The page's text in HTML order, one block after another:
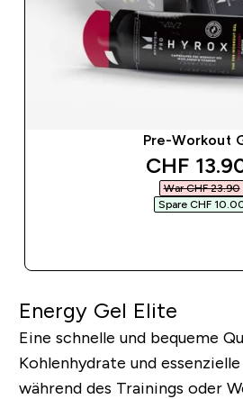
Pre-Workout
CHF
War CHF 23.90‎
Spare CHF
Energy Gel Elite
Eine schnelle und bequeme
Kohlenhydrate und
während des Trainings oder